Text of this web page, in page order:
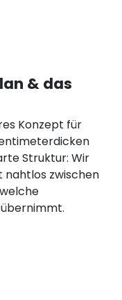
& das
Konzept für
Struktur: Wir
nahtlos zwischen